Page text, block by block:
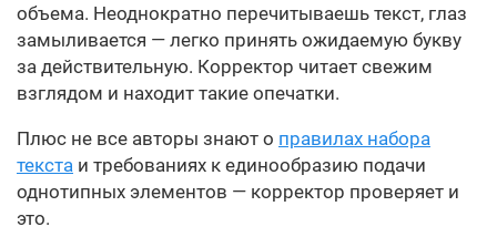
объема. Неоднократно перечитываешь текст, глаз
замыливается — легко принять ожидаемую букву
за действительную. Корректор читает свежим
взглядом и находит такие опечатки.
Плюс не все авторы знают о правилах набора
текста и требованиях к единообразию подачи
однотипных элементов — корректор проверяет и
это.